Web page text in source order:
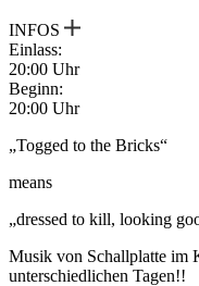
INFOS
Einlass:
20:00 Uhr
Beginn:
20:00 Uhr
„Togged to the Bricks“
means
„dressed to kill, looking
Musik von Schallplatte im
unterschiedlichen Tagen!!